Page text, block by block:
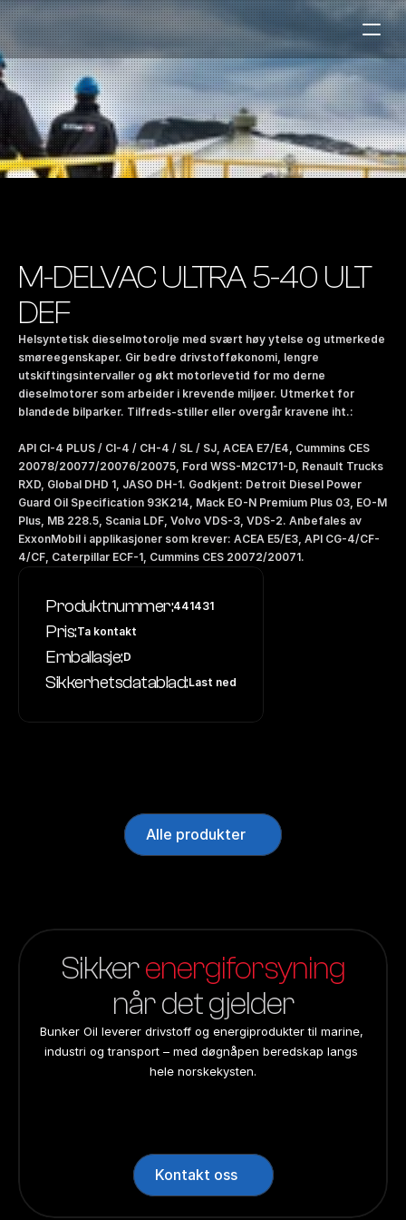
Marine
Auto & Industri
Bensinstasjoner
Våre Produkter
Om Selskapet
NO|EN
Kontakt oss
M-DELVAC ULTRA 5-40 ULT
DEF
Helsyntetisk dieselmotorolje med svært høy ytelse og utmerkede
smøreegenskaper. Gir bedre drivstofføkonomi, lengre
utskiftingsintervaller og økt motorlevetid for mo derne
dieselmotorer som arbeider i krevende miljøer. Utmerket for
blandede bilparker. Tilfreds-stiller eller overgår kravene iht.:
API CI-4 PLUS / CI-4 / CH-4 / SL / SJ, ACEA E7/E4, Cummins CES
20078/20077/20076/20075, Ford WSS-M2C171-D, Renault Trucks
RXD, Global DHD 1, JASO DH-1. Godkjent: Detroit Diesel Power
Guard Oil Specification 93K214, Mack EO-N Premium Plus 03, EO-M
Plus, MB 228.5, Scania LDF, Volvo VDS-3, VDS-2. Anbefales av
ExxonMobil i applikasjoner som krever: ACEA E5/E3, API CG-4/CF-
4/CF, Caterpillar ECF-1, Cummins CES 20072/20071.
Produktnummer:441431
Pris:Ta kontakt
Emballasje:D
Sikkerhetsdatablad:Last ned
Alle produkter
Sikker energiforsyning
når det gjelder
Bunker Oil leverer drivstoff og energiprodukter til marine,
industri og transport – med døgnåpen beredskap langs
hele norskekysten.
Kontakt oss